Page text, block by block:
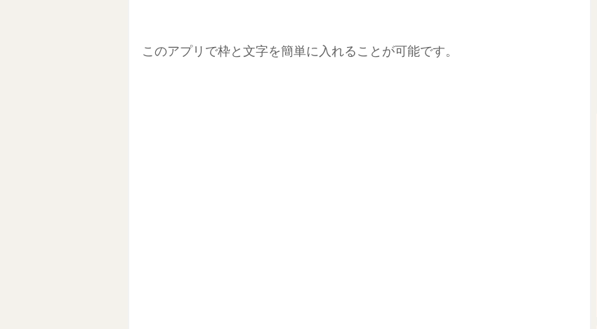
このアプリで枠と文字を簡単に入れることが可能です。